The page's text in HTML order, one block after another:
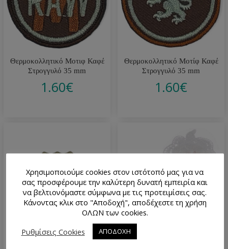
Θερμοκολλητικό Μοτιφ Καφέ
Στρογγυλό 35 mm
1.60€
Θερμοκολλητικό Μοτίφ Καφέ
Στρογγυλό 35 mm
1.60€
Θερμοκολλητικό Μοτίφ Μπεζ
Μοτίφ Τρισδιάστατο Λουλούδι
Χρησιμοποιούμε cookies στον ιστότοπό μας για να
σας προσφέρουμε την καλύτερη δυνατή εμπειρία και
να βελτιονόμαστε σύμφωνα με τις προτειμίσεις σας.
Κάνοντας κλικ στο "Αποδοχή", αποδέχεστε τη χρήση
ΟΛΩΝ των cookies.
Ρυθμίσεις Cookies
ΑΠΟΔΟΧΗ